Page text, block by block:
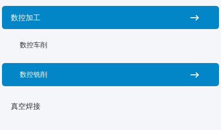
数控加工
数控车削
数控铣削
真空焊接